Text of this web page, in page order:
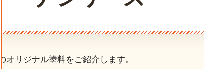
リジナル塗料をご紹介します。